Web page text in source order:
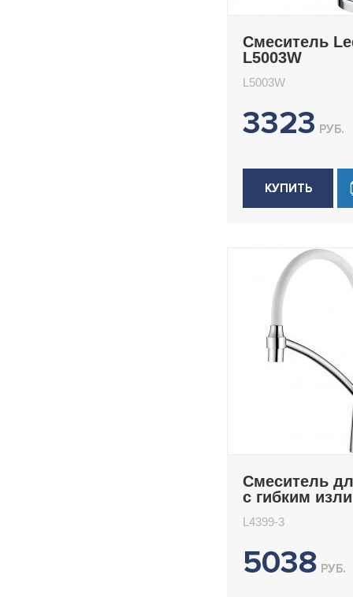
Смеситель
L5003W
L5003W
3323 РУБ.
КУПИТЬ
Смеситель
с гибким
L4399-3
5038 РУБ.